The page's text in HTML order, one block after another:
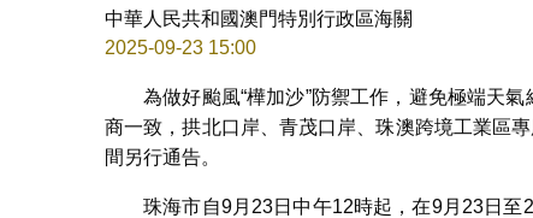
中華人民共和國澳門特別行政區海關
2025-09-23 15:00
為做好颱風“樺加沙”防禦工作，避免極端天
商一致，拱北口岸、青茂口岸、珠澳跨境工業區
間另行通告。
珠海市自9月23日中午12時起，在9月23日至